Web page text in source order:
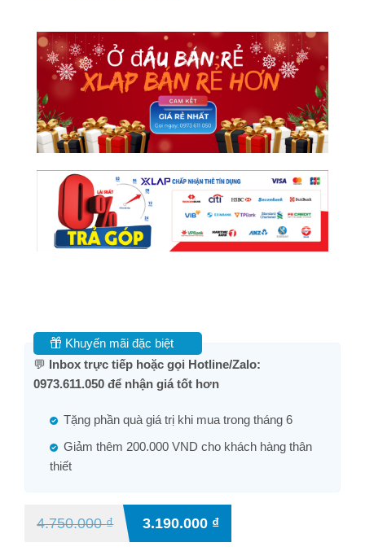
Khuyến mãi đặc biệt
💬 Inbox trực tiếp hoặc gọi Hotline/Zalo:
0973.611.050 để nhận giá tốt hơn
Tặng phần quà giá trị khi mua trong tháng 6
Giảm thêm 200.000 VND cho khách hàng thân
thiết
4.750.000₫ 3.190.000 ₫